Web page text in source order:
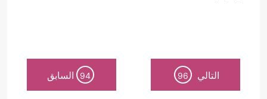
التالي 96
94 السابق